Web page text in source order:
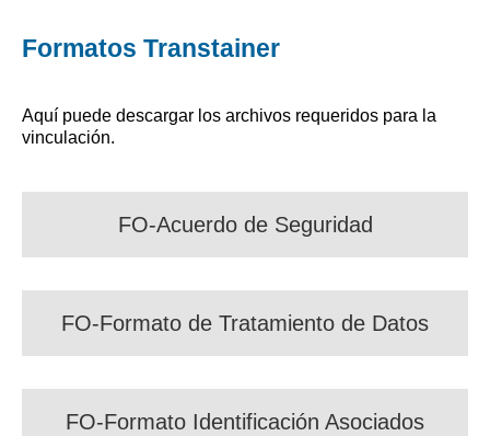
Formatos Transtainer
Aquí puede descargar los archivos requeridos para la
vinculación.
FO-Acuerdo de Seguridad
FO-Formato de Tratamiento de Datos
FO-Formato Identificación Asociados